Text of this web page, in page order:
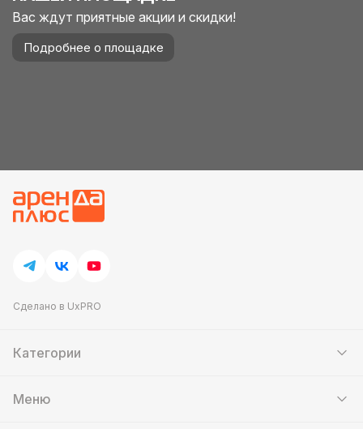
Вас ждут приятные акции и скидки!
Подробнее о площадке
Сделано в UxPRO
Категории
Кейтеринг
Меню